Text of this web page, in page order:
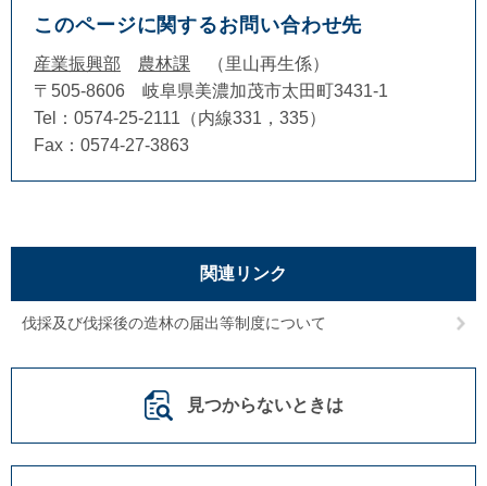
このページに関するお問い合わせ先
産業振興部 農林課
里山再生係
〒505-8606
岐阜県美濃加茂市太田町3431-1
Tel：0574-25-2111（内線331，335）
Fax：0574-27-3863
関連リンク
伐採及び伐採後の造林の届出等制度について
見つからないときは